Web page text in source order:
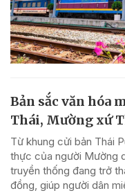
Bản sắc văn hóa
Thái, Mường xứ
Từ khung cửi bản Thái
thực của người Mường
truyền thống đang trở
đồng, giúp người dân